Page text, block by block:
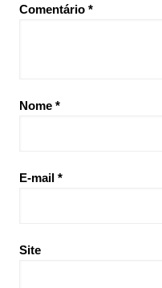
Comentário *
Nome *
E-mail *
Site